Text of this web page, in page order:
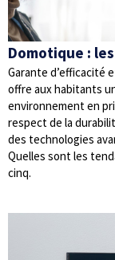
Domotique :
Garante d’efficacité
offre aux habitants
environnement en
respect de la
des technologies
Quelles sont les
cinq.